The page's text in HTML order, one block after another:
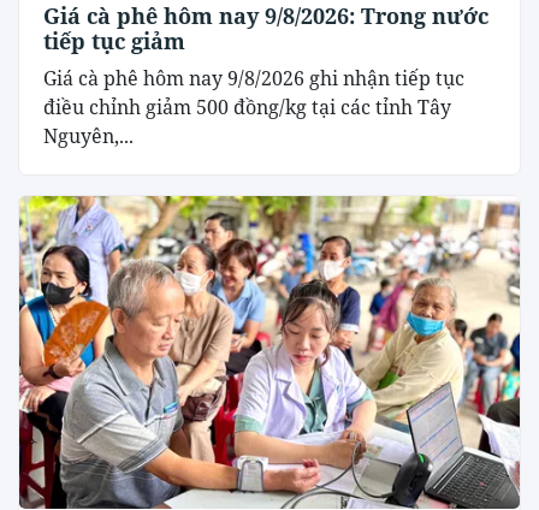
Giá cà phê hôm nay 9/8/2026: Trong nước
tiếp tục giảm
Giá cà phê hôm nay 9/8/2026 ghi nhận tiếp tục
điều chỉnh giảm 500 đồng/kg tại các tỉnh Tây
Nguyên,...